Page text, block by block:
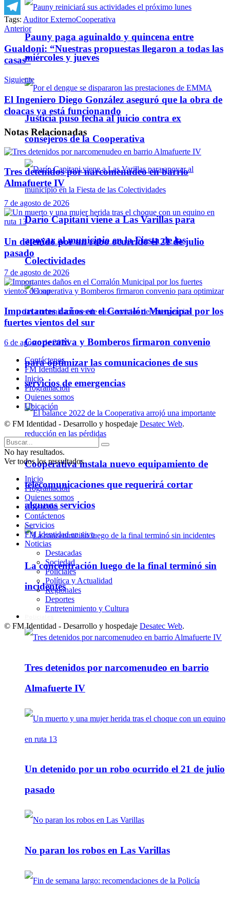
Pauny paga aguinaldo y quincena entre
miércoles y jueves
Justicia puso fecha al juicio contra ex
consejeros de la Cooperativa
Darío Capitani viene a Las Varillas para
apoyar al municipio en la Fiesta de las
Colectividades
Cooperativa y Bomberos firmaron convenio
para optimizar las comunicaciones de sus
servicios de emergencias
Cooperativa instala nuevo equipamiento de
telecomunicaciones que requerirá cortar
algunos servicios
La concentración luego de la final terminó sin
incidentes
Tres detenidos por narcomenudeo en barrio
Almafuerte IV
Un detenido por un robo ocurrido el 21 de julio
pasado
No paran los robos en Las Varillas
WhatsApp
Telegram
Tags: Auditor ExternoCooperativa
Anterior
Gualdoni: “Nuestras propuestas llegaron a todas las
casas”
Siguiente
El Ingeniero Diego González aseguró que la obra de
cloacas ya está funcionando
Notas Relacionadas
Tres detenidos por narcomenudeo en barrio
Almafuerte IV
7 de agosto de 2026
Un detenido por un robo ocurrido el 21 de julio
pasado
7 de agosto de 2026
Importantes daños en el Corralón Municipal por los
fuertes vientos del sur
6 de agosto de 2026
Contáctenos
FM Identidad en vivo
Inicio
Programación
Quienes somos
Ubicación
© FM Identidad - Desarrollo y hospedaje Desatec Web.
No hay resultados.
Ver todos los ressultados
Inicio
Programación
Quienes somos
Ubicación
Contáctenos
Servicios
FM Identidad en vivo
Noticias
Destacadas
Sociedad
Policiales
Política y Actualidad
Regionales
Deportes
Entretenimiento y Cultura
© FM Identidad - Desarrollo y hospedaje Desatec Web.